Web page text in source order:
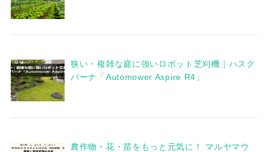
狭い・複雑な庭に強いロボット芝刈機｜ハスク
バーナ「Automower Aspire R4」
農作物・花・苗をもっと元気に！ マルヤマウ